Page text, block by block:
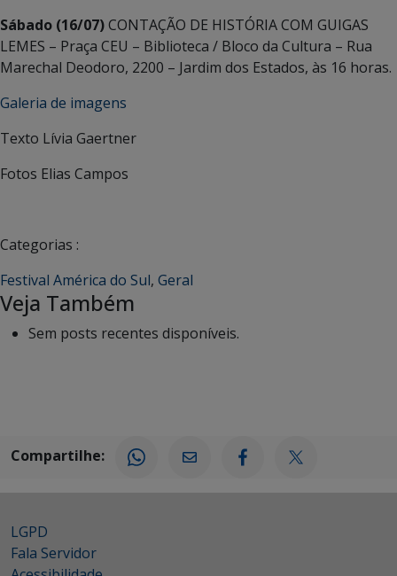
Sábado (16/07)CONTAÇÃO DE HISTÓRIA COM GUIGAS
LEMES – Praça CEU – Biblioteca / Bloco da Cultura – Rua
Marechal Deodoro, 2200 – Jardim dos Estados, às 16 horas.
Galeria de imagens
Texto Lívia Gaertner
Fotos Elias Campos
Categorias :
Festival América do Sul, Geral
Veja Também
Sem posts recentes disponíveis.
Compartilhe:
LGPD
Fala Servidor